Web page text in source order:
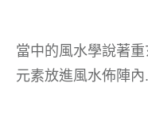
當中的風水學說著
元素放進風水佈陣內.